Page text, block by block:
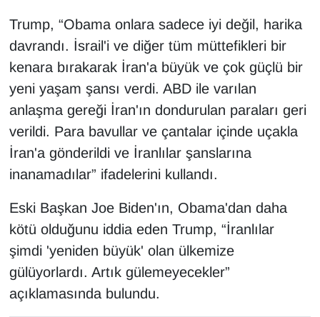
Trump, “Obama onlara sadece iyi değil, harika
davrandı. İsrail'i ve diğer tüm müttefikleri bir
kenara bırakarak İran'a büyük ve çok güçlü bir
yeni yaşam şansı verdi. ABD ile varılan
anlaşma gereği İran'ın dondurulan paraları geri
verildi. Para bavullar ve çantalar içinde uçakla
İran'a gönderildi ve İranlılar şanslarına
inanamadılar” ifadelerini kullandı.
Eski Başkan Joe Biden'ın, Obama'dan daha
kötü olduğunu iddia eden Trump, “İranlılar
şimdi 'yeniden büyük' olan ülkemize
gülüyorlardı. Artık gülemeyecekler”
açıklamasında bulundu.
POLİTİKA
Resmi İlanlar
RÖPORTAJ
SAĞLIK
Sinema - TV
SİYASET
SPOR